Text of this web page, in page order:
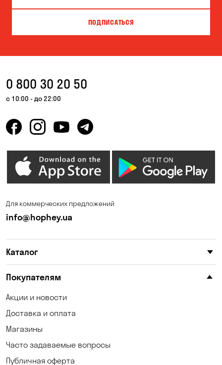
ПОДПИСАТЬСЯ
0 800 30 20 50
с 10:00 - до 22:00
Для коммерческих предложений
info@hophey.ua
Каталог
Покупателям
Акции и новости
Доставка и оплата
Магазины
Часто задаваемые вопросы
Публичная оферта